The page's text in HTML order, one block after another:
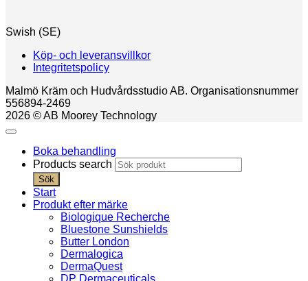
Swish (SE)
Köp- och leveransvillkor
Integritetspolicy
Malmö Kräm och Hudvårdsstudio AB. Organisationsnummer
556894-2469
2026 © AB Moorey Technology
Boka behandling
Products search
Sök
Start
Produkt efter märke
Biologique Recherche
Bluestone Sunshields
Butter London
Dermalogica
DermaQuest
DP Dermaceuticals